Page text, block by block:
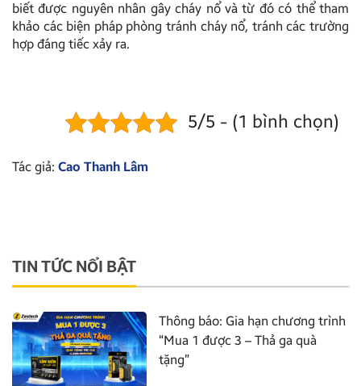
biết được nguyên nhân gây cháy nổ và từ đó có thể tham
khảo các biện pháp phòng tránh cháy nổ, tránh các trường
hợp đáng tiếc xảy ra.
5/5 - (1 bình chọn)
Tác giả: Cao Thanh Lâm
TIN TỨC NỔI BẬT
Thông báo: Gia hạn chương trình
“Mua 1 được 3 – Thả ga quà
tặng”